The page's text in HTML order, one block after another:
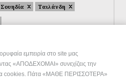
εμπειρία στο site μας
«ΑΠΟΔΕΧΟΜΑΙ» συνεχίζεις την
cookies. Πάτα «ΜΑΘΕ ΠΕΡΙΣΣΟΤΕΡΑ»
Σουηδία
Ταιλάνδη